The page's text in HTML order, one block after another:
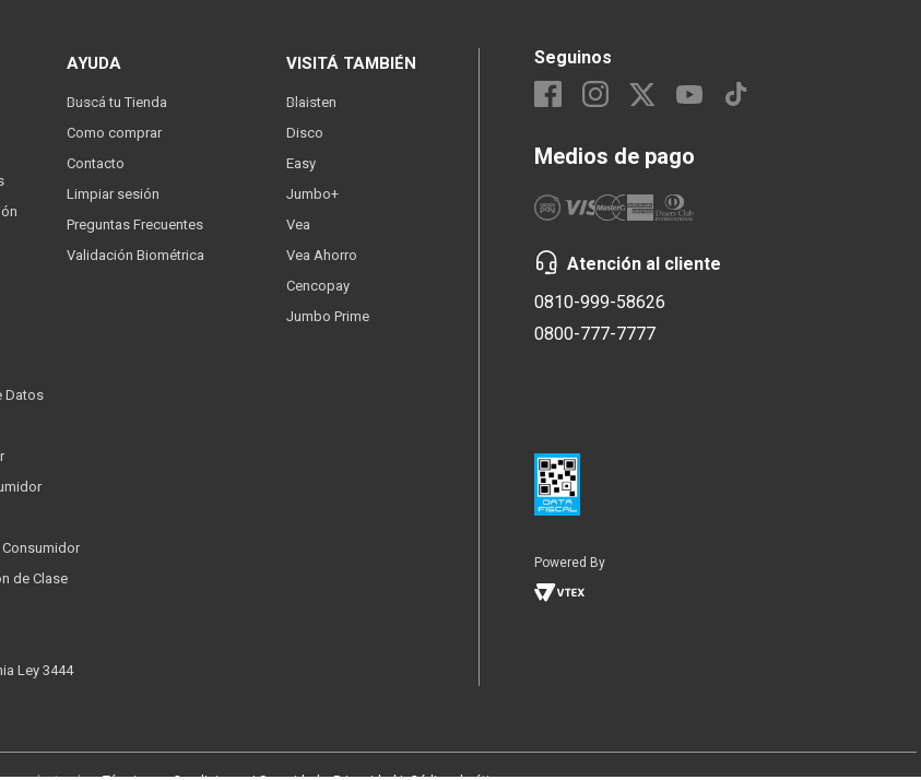
Datos
de Clase
Ley 3444
AYUDA
Buscá tu Tienda
Como comprar
Contacto
Limpiar sesión
Preguntas Frecuentes
Validación Biométrica
VISITÁ TAMBIÉN
Blaisten
Disco
Easy
Jumbo+
Vea
Vea Ahorro
Cencopay
Jumbo Prime
Seguinos
Medios de pago
Atención al cliente
0810-999-58626
0800-777-7777
Powered By